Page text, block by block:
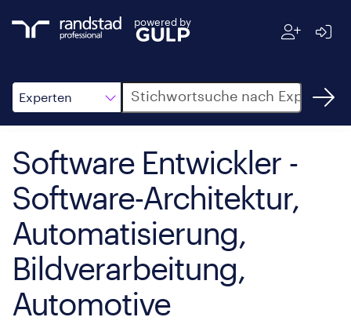
powered by
Experten
Suche
Software Entwickler -
Software-Architektur,
Automatisierung,
Bildverarbeitung,
Automotive